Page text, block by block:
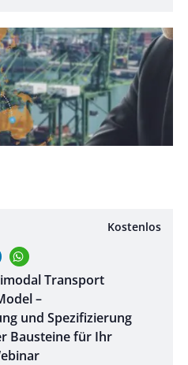
Kostenlos
Transport
–
und Spezifizierung
Bausteine für Ihr